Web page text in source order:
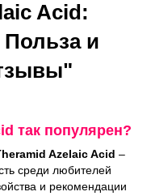
Acid:
и
так популярен?
Azelaic Acid –
среди любителей
и рекомендации